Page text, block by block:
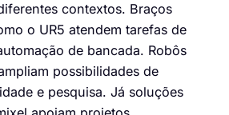
contextos. Braços
o UR5 atendem tarefas de
de bancada. Robôs
possibilidades de
e pesquisa. Já soluções